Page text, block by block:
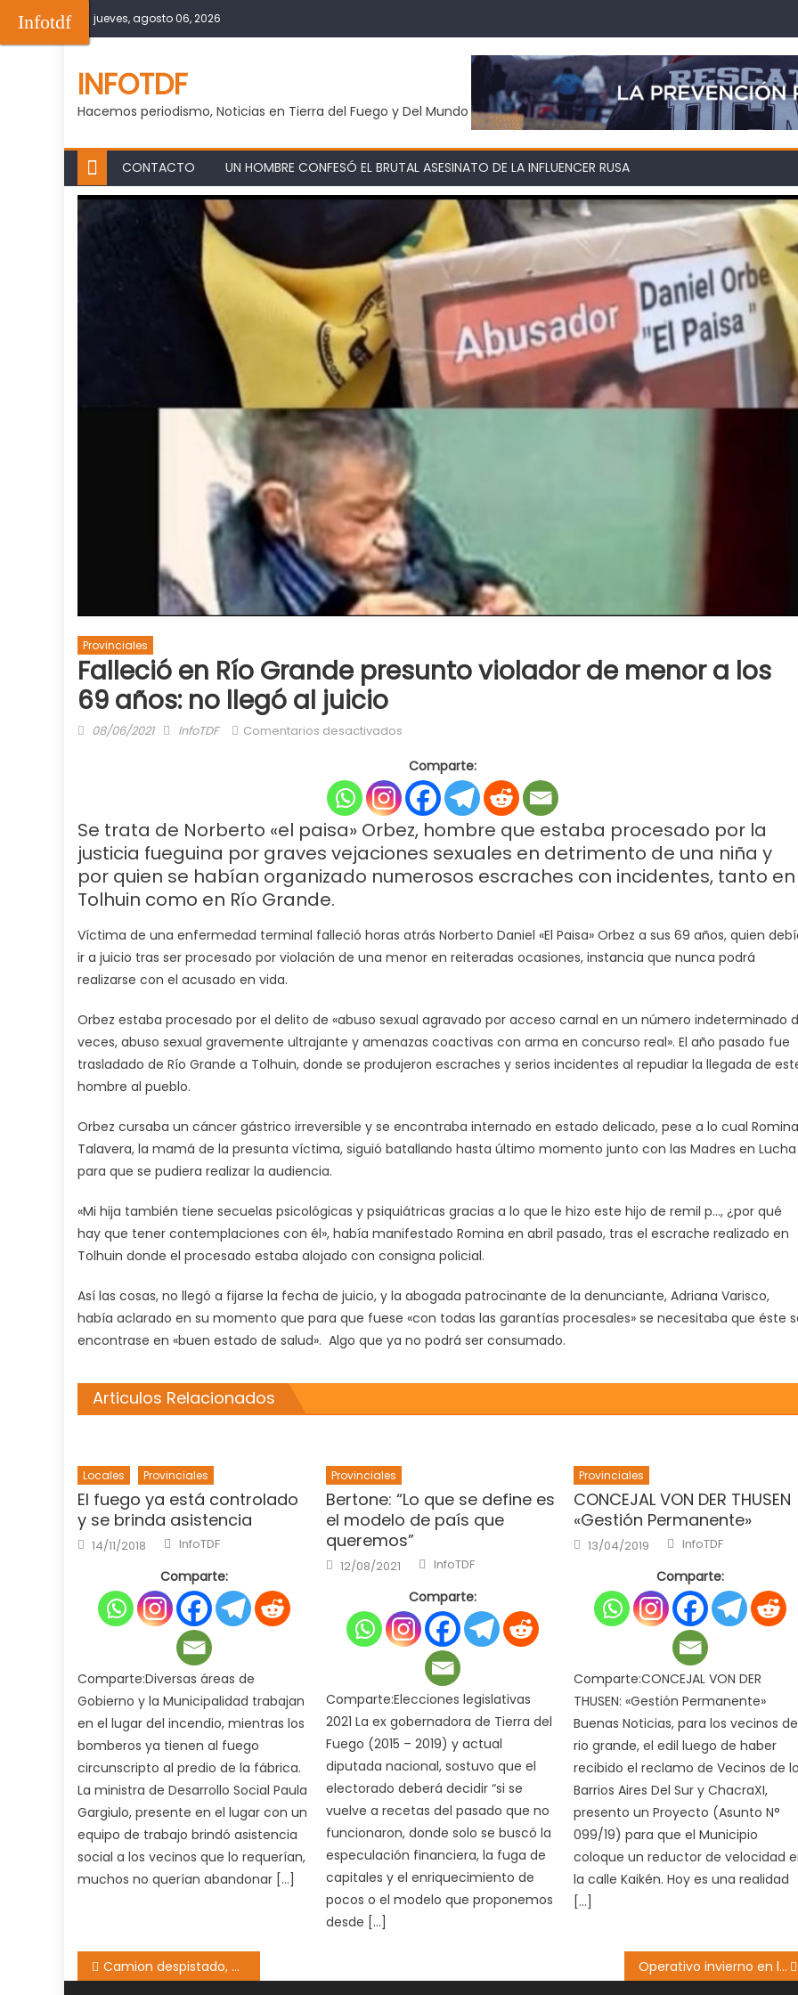
to
jueves, agosto 06, 2026
INFOTDF
Hacemos periodismo, Noticias en Tierra del Fuego y Del Mundo
CONTACTO UN HOMBRE CONFESÓ EL BRUTAL ASESINATO DE LA INFLUENCER RUSA
Provinciales
Falleció en Río Grande presunto violador de menor a los
69 años: no llegó al juicio
Posted
08/06/2021 Author
InfoTDF Comentarios desactivados
en
Río
Grande
presunto
violador
de
los
69
llegó
al
juicio
Comparte:
Se trata de Norberto «el paisa» Orbez, hombre que estaba procesado por la
justicia fueguina por graves vejaciones sexuales en detrimento de una niña y
por quien se habían organizado numerosos escraches con incidentes, tanto en
Tolhuin como en Río Grande.
Víctima de una enfermedad terminal falleció horas atrás Norberto Daniel «El Paisa» Orbez a sus 69 años, quien
ir a juicio tras ser procesado por violación de una menor en reiteradas ocasiones, instancia que nunca podrá
realizarse con el acusado en vida.
Orbez estaba procesado por el delito de «abuso sexual agravado por acceso carnal en un número indeterminado
veces, abuso sexual gravemente ultrajante y amenazas coactivas con arma en concurso real». El año pasado fue
trasladado de Río Grande a Tolhuin, donde se produjeron escraches y serios incidentes al repudiar la llegada de
hombre al pueblo.
Orbez cursaba un cáncer gástrico irreversible y se encontraba internado en estado delicado, pese a lo cual Romina
Talavera, la mamá de la presunta víctima, siguió batallando hasta último momento junto con las Madres en Lucha
para que se pudiera realizar la audiencia.
«Mi hija también tiene secuelas psicológicas y psiquiátricas gracias a lo que le hizo este hijo de remil p…, ¿por qué
hay que tener contemplaciones con él», había manifestado Romina en abril pasado, tras el escrache realizado en
Tolhuin donde el procesado estaba alojado con consigna policial.
Así las cosas, no llegó a fijarse la fecha de juicio, y la abogada patrocinante de la denunciante, Adriana Varisco,
había aclarado en su momento que para que fuese «con todas las garantías procesales» se necesitaba que éste
encontrase en «buen estado de salud». Algo que ya no podrá ser consumado.
Articulos Relacionados
Locales Provinciales
El fuego ya está controlado
y se brinda asistencia
Posted
on
14/11/2018 Author
InfoTDF
Comparte:
Comparte:Diversas áreas de
Gobierno y la Municipalidad trabajan
en el lugar del incendio, mientras los
bomberos ya tienen al fuego
circunscripto al predio de la fábrica.
La ministra de Desarrollo Social Paula
Gargiulo, presente en el lugar con un
equipo de trabajo brindó asistencia
social a los vecinos que lo requerían,
muchos no querían abandonar […]
Provinciales
Bertone: “Lo que se define es
el modelo de país que
queremos”
Posted
on
12/08/2021 Author
InfoTDF
Comparte:
Comparte:Elecciones legislativas
2021 La ex gobernadora de Tierra del
Fuego (2015 – 2019) y actual
diputada nacional, sostuvo que el
electorado deberá decidir “si se
vuelve a recetas del pasado que no
funcionaron, donde solo se buscó la
especulación financiera, la fuga de
capitales y el enriquecimiento de
pocos o el modelo que proponemos
desde […]
Provinciales
CONCEJAL VON DER THUSEN
«Gestión Permanente»
Posted
on
13/04/2019 Author
InfoTDF
Comparte:
Comparte:CONCEJAL VON DER
THUSEN: «Gestión Permanente»
Buenas Noticias, para los vecinos de
rio grande, el edil luego de haber
recibido el reclamo de Vecinos de
Barrios Aires Del Sur y ChacraXI,
presento un Proyecto (Asunto N°
099/19) para que el Municipio
coloque un reductor de velocidad
la calle Kaikén. Hoy es una realidad
[…]
Navegación
Camion despistado, cayo en una zanja en la banquina Operativo invierno en los barrios: Trabajos de despeje y limpieza en Intevu 15 y16
Infotdf